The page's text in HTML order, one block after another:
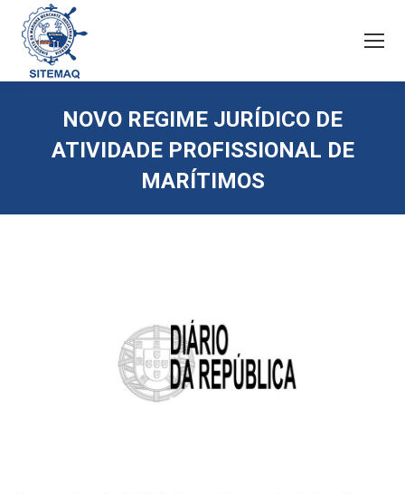
NOVO REGIME JURÍDICO DE
ATIVIDADE PROFISSIONAL DE
MARÍTIMOS